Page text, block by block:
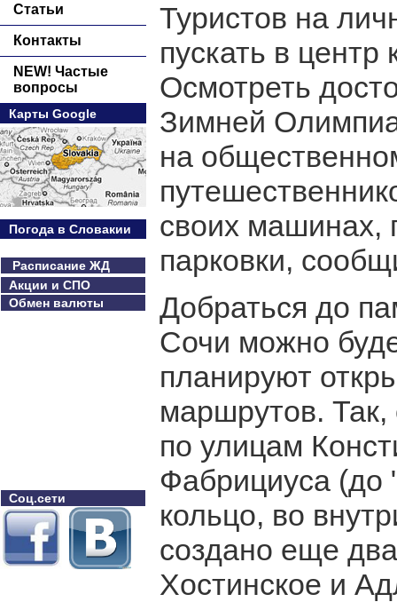
Статьи
Контакты
NEW! Частые
вопросы
Карты Google
Погода в Словакии
Расписание ЖД
Акции и СПО
Обмен валюты
Соц.сети
Туристов на
пускать в центр
Осмотреть
Зимней
на
своих машинах,
парковки,
Добраться до
Сочи можно
планируют
маршрутов. Так,
по улицам
Фабрициуса (до
кольцо, во
создано еще
Хостинское и